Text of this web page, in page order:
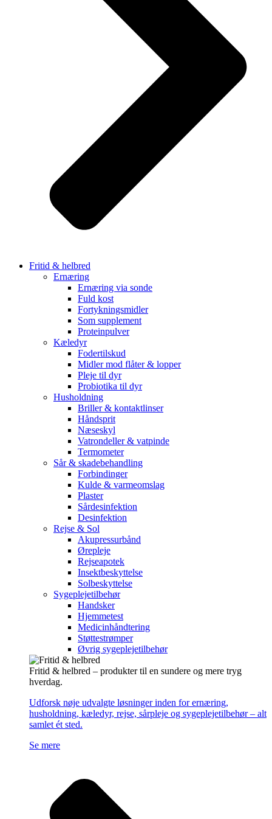
Fritid & helbred
Ernæring
Ernæring via sonde
Fuld kost
Fortykningsmidler
Som supplement
Proteinpulver
Kæledyr
Fodertilskud
Midler mod flåter & lopper
Pleje til dyr
Probiotika til dyr
Husholdning
Briller & kontaktlinser
Håndsprit
Næseskyl
Vatrondeller & vatpinde
Termometer
Sår & skadebehandling
Forbindinger
Kulde & varmeomslag
Plaster
Sårdesinfektion
Desinfektion
Rejse & Sol
Akupressurbånd
Ørepleje
Rejseapotek
Insektbeskyttelse
Solbeskyttelse
Sygeplejetilbehør
Handsker
Hjemmetest
Medicinhåndtering
Støttestrømper
Øvrig sygeplejetilbehør
Fritid & helbred – produkter til en sundere og mere tryg
hverdag.
Udforsk nøje udvalgte løsninger inden for ernæring,
husholdning, kæledyr, rejse, sårpleje og sygeplejetilbehør – alt
samlet ét sted.
Se mere